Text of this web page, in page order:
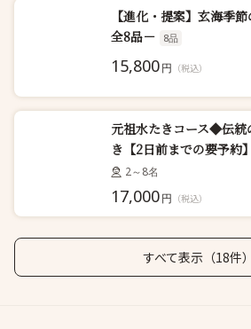
【進化・提案】玄海季
全8品－
8品
15,800円 （税込）
元祖水たきコース◆伝統
き【2日前までの要予約】
2～8名
17,000円 （税込）
すべて表示（18件）